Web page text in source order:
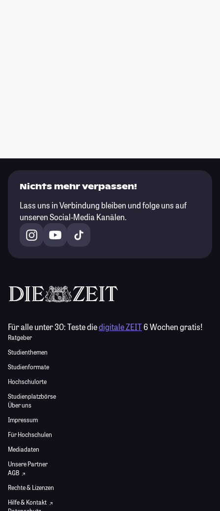
Nichts mehr verpassen!
Lass uns in Verbindung bleiben und folge uns auf
unseren Social-Media Kanälen.
Für alle unter 30:Teste diedigitale ZEIT6 Wochen gratis!
Ratgeber
Studienthemen
Studienformate
Hochschulorte
Studienplatzbörse
Über uns
Impressum
Für Hochschulen
Mediadaten
Unsere Partner
AGB
Rechte & Lizenzen
Hilfe & Kontakt